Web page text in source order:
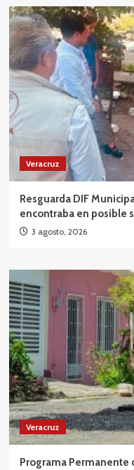
Veracruz
Resguarda DIF
encontraba en posible
3 agosto, 2026
Veracruz
Programa Permanente